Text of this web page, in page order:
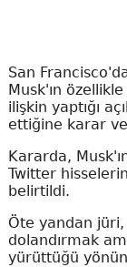
San
Musk'ın
ilişkin yaptığı
ettiğine karar
Kararda,
Twitter
belirtildi.
Öte yandan jüri,
dolandırmak
yürüttüğü